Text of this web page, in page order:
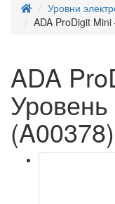
Уровни
ADA ProDigit
ADA
(A00378)